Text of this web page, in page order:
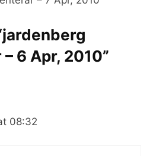
6 Apr, 2010”
08:32